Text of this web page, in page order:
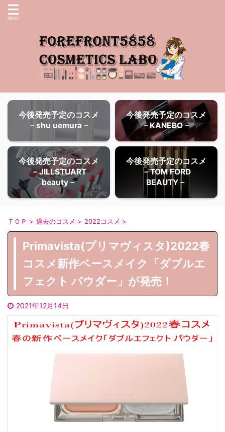
今後発売予定のコスメ
－shu uemura－
今後発売予定のコスメ
－KANEBO－
今後発売予定のコスメ
－JILLSTUART
beauty－
今後発売予定のコスメ
－TOM FORD
BEAUTY－
ＴＯＰ > 過去のコスメ > 2022コスメ >
Primavista(プリマヴィスタ)2022春
コスメ新作ベースメイク「ダブルエ
フェクト パウダー」が発売！
2021年12月14日